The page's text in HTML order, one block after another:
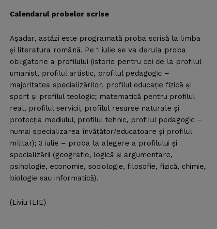
Calendarul probelor scrise
Aşadar, astăzi este programată proba scrisă la limba
şi literatura română. Pe 1 iulie se va derula proba
obligatorie a profilului (istorie pentru cei de la profilul
umanist, profilul artistic, profilul pedagogic –
majoritatea specializărilor, profilul educaţie fizică şi
sport şi profilul teologic; matematică pentru profilul
real, profilul servicii, profilul resurse naturale şi
protecţia mediului, profilul tehnic, profilul pedagogic –
numai specializarea învăţător/educatoare şi profilul
militar); 3 iulie – proba la alegere a profilului şi
specializării (geografie, logică şi argumentare,
psihologie, economie, sociologie, filosofie, fizică, chimie,
biologie sau informatică).
(Liviu ILIE)